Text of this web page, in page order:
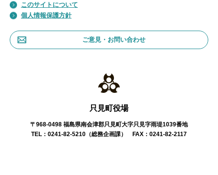
このサイトについて
個人情報保護方針
ご意見・お問い合わせ
只見町役場
〒968-0498 福島県南会津郡只見町大字只見字雨堤1039番地
TEL：0241-82-5210（総務企画課） FAX：0241-82-2117